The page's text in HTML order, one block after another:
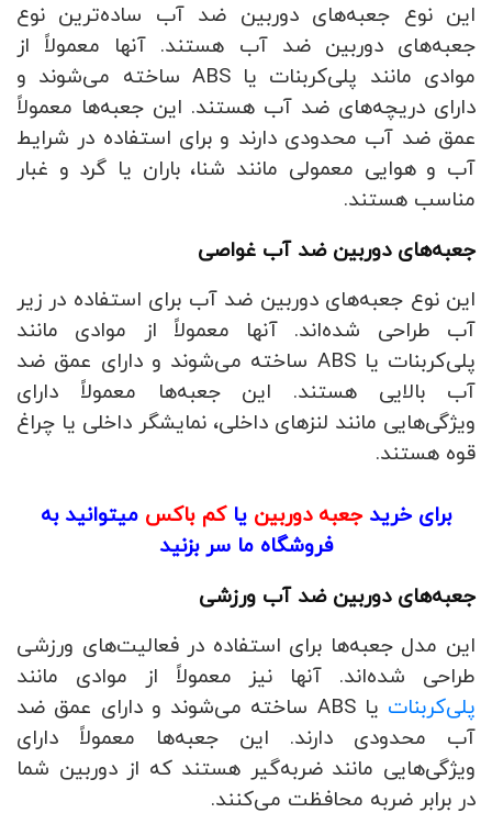
این نوع جعبه‌های دوربین ضد آب ساده‌ترین نوع
جعبه‌های دوربین ضد آب هستند. آنها معمولاً از
موادی مانند پلی‌کربنات یا ABS ساخته می‌شوند و
دارای دریچه‌های ضد آب هستند. این جعبه‌ها معمولاً
عمق ضد آب محدودی دارند و برای استفاده در شرایط
آب و هوایی معمولی مانند شنا، باران یا گرد و غبار
مناسب هستند.
جعبه‌های دوربین ضد آب غواصی
این نوع جعبه‌های دوربین ضد آب برای استفاده در زیر
آب طراحی شده‌اند. آنها معمولاً از موادی مانند
پلی‌کربنات یا ABS ساخته می‌شوند و دارای عمق ضد
آب بالایی هستند. این جعبه‌ها معمولاً دارای
ویژگی‌هایی مانند لنزهای داخلی، نمایشگر داخلی یا چراغ
قوه هستند.
برای خریدجعبه دوربین یاکم باکس میتوانید به
فروشگاه ما سر بزنید
جعبه‌های دوربین ضد آب ورزشی
این مدل جعبه‌ها برای استفاده در فعالیت‌های ورزشی
طراحی شده‌اند. آنها نیز معمولاً از موادی مانند
پلی‌کربنات
یا ABS ساخته می‌شوند و دارای عمق ضد
آب محدودی دارند. این جعبه‌ها معمولاً دارای
ویژگی‌هایی مانند ضربه‌گیر هستند که از دوربین شما
در برابر ضربه محافظت می‌کنند.